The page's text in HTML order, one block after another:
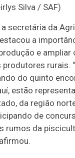
Silva / SAF)
secretária da
a
e ampliar
rurais.
do quinto
estão
da região
de
rumos da